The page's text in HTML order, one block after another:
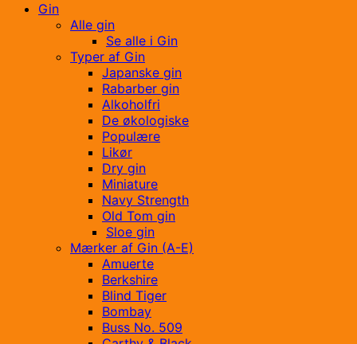
Gin
Alle gin
Se alle i Gin
Typer af Gin
Japanske gin
Rabarber gin
Alkoholfri
De økologiske
Populære
Likør
Dry gin
Miniature
Navy Strength
Old Tom gin
Sloe gin
Mærker af Gin (A-E)
Amuerte
Berkshire
Blind Tiger
Bombay
Buss No. 509